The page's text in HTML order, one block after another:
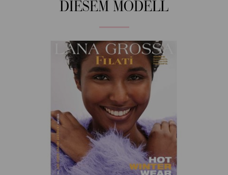
DIESEM MODELL